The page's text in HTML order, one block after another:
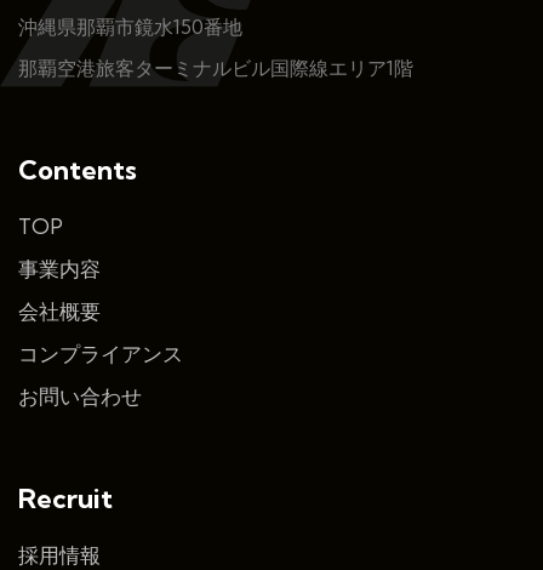
沖縄県那覇市鏡水150番地
那覇空港旅客ターミナルビル国際線エリア1階
Contents
TOP
事業内容
会社概要
コンプライアンス
お問い合わせ
Recruit
採用情報